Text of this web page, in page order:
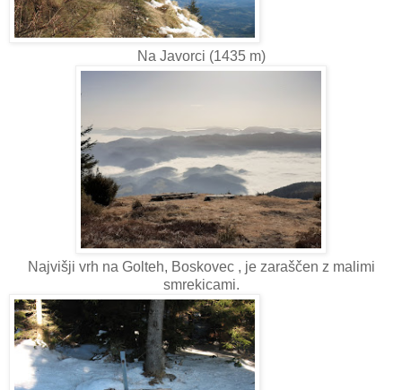
Na Javorci (1435 m)
Najvišji vrh na Golteh, Boskovec , je zaraščen z malimi
smrekicami.